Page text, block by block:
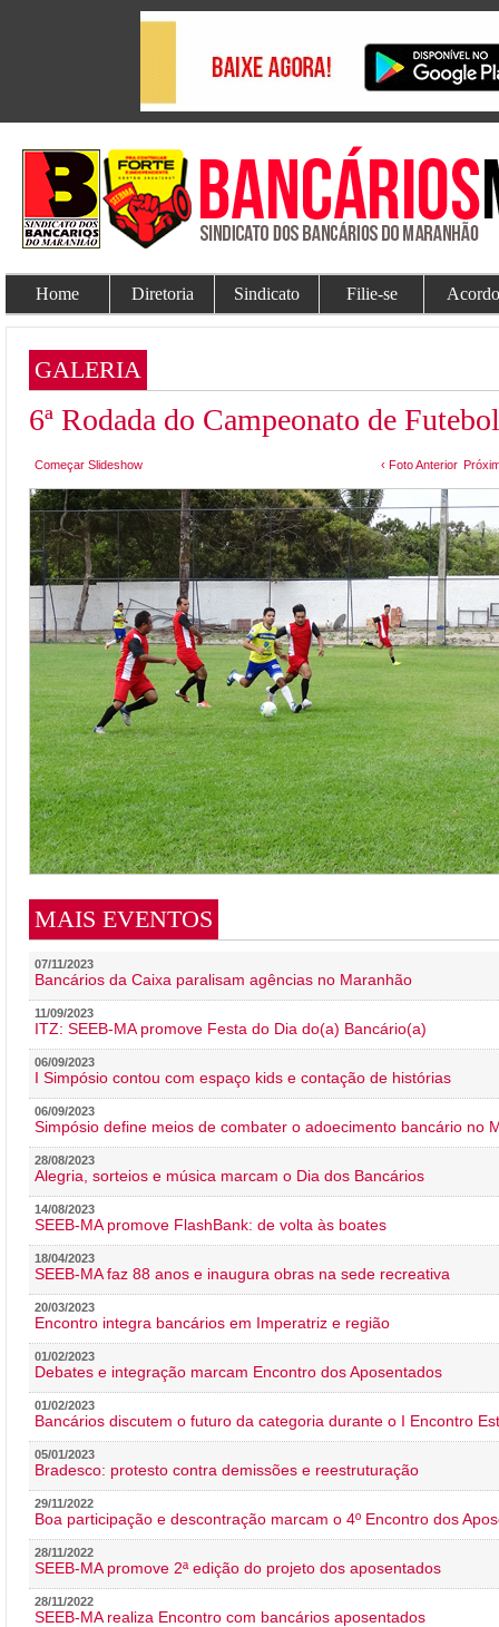
Home Diretoria Sindicato Filie-se
GALERIA
6ª Rodada do Campeonato de
Começar Slideshow ‹ Foto Anterior
MAIS EVENTOS
07/11/2023
Bancários da Caixa paralisam agências no Maranhão
11/09/2023
ITZ: SEEB-MA promove Festa do Dia do(a) Bancário(a)
06/09/2023
I Simpósio contou com espaço kids e contação de histórias
06/09/2023
Simpósio define meios de combater o adoecimento bancário no
28/08/2023
Alegria, sorteios e música marcam o Dia dos Bancários
14/08/2023
SEEB-MA promove FlashBank: de volta às boates
18/04/2023
SEEB-MA faz 88 anos e inaugura obras na sede recreativa
20/03/2023
Encontro integra bancários em Imperatriz e região
01/02/2023
Debates e integração marcam Encontro dos Aposentados
01/02/2023
Bancários discutem o futuro da categoria durante o I Encontro
05/01/2023
Bradesco: protesto contra demissões e reestruturação
29/11/2022
Boa participação e descontração marcam o 4º Encontro dos
28/11/2022
SEEB-MA promove 2ª edição do projeto dos aposentados
28/11/2022
SEEB-MA realiza Encontro com bancários aposentados